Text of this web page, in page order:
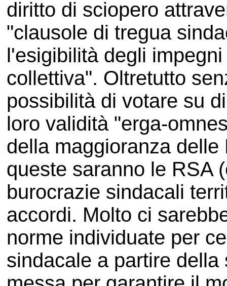
diritto di sciopero
"clausole di tregua
l'esigibilità degli
collettiva". Oltretutto
possibilità di votare su
loro validità "erga-
della maggioranza
queste saranno le RSA
burocrazie sindacali
accordi. Molto ci
norme individuate per
sindacale a partire